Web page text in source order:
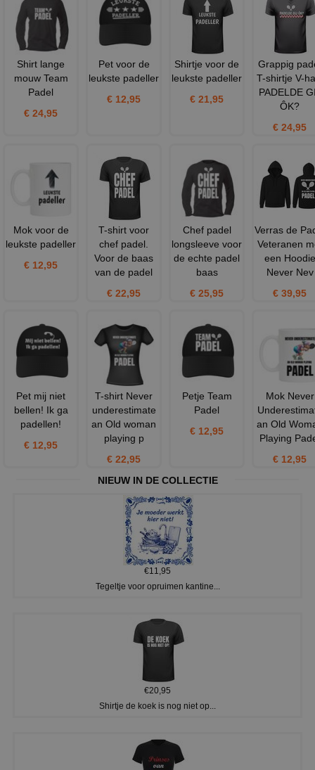
Shirt lange
mouw Team
Padel
€ 24,95
Pet voor de
leukste padeller
€ 12,95
Shirtje voor de
leukste padeller
€ 21,95
Grappig
T-shirtje V-
PADELDE
ÔK?
€ 24,95
Mok voor de
leukste padeller
€ 12,95
T-shirt voor
chef padel.
Voor de baas
van de padel
€ 22,95
Chef padel
longsleeve voor
de echte padel
baas
€ 25,95
Verras de
Veteranen
een Hoodie
Never Nev
€ 39,95
Pet mij niet
bellen! Ik ga
padellen!
€ 12,95
T-shirt Never
underestimate
an Old woman
playing p
€ 22,95
Petje Team
Padel
€ 12,95
Mok Never
an Old
Playing
€ 12,95
NIEUW IN DE COLLECTIE
€11,95
Tegeltje voor opruimen kantine...
€20,95
Shirtje de koek is nog niet op...